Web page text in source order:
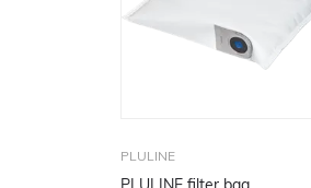
PLULINE